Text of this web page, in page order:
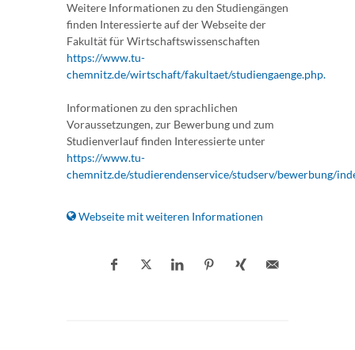
Weitere Informationen zu den Studiengängen
finden Interessierte auf der Webseite der
Fakultät für Wirtschaftswissenschaften
https://www.tu-
chemnitz.de/wirtschaft/fakultaet/studiengaenge.php.
Informationen zu den sprachlichen
Voraussetzungen, zur Bewerbung und zum
Studienverlauf finden Interessierte unter
https://www.tu-
chemnitz.de/studierendenservice/studserv/bewerbung/
Webseite mit weiteren Informationen